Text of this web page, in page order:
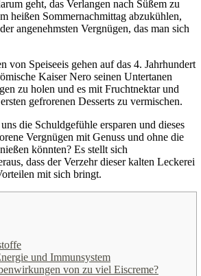
geht, das Verlangen nach Süßem zu
heißen Sommernachmittag abzukühlen,
angenehmsten Vergnügen, das man sich
von Speiseeis gehen auf das 4. Jahrhundert
Kaiser Nero seinen Untertanen
zu holen und es mit Fruchtnektar und
gefrorenen Desserts zu vermischen.
die Schuldgefühle ersparen und dieses
Vergnügen mit Genuss und ohne die
könnten? Es stellt sich
dass der Verzehr dieser kalten Leckerei
mit sich bringt.
und Immunsystem
von zu viel Eiscreme?